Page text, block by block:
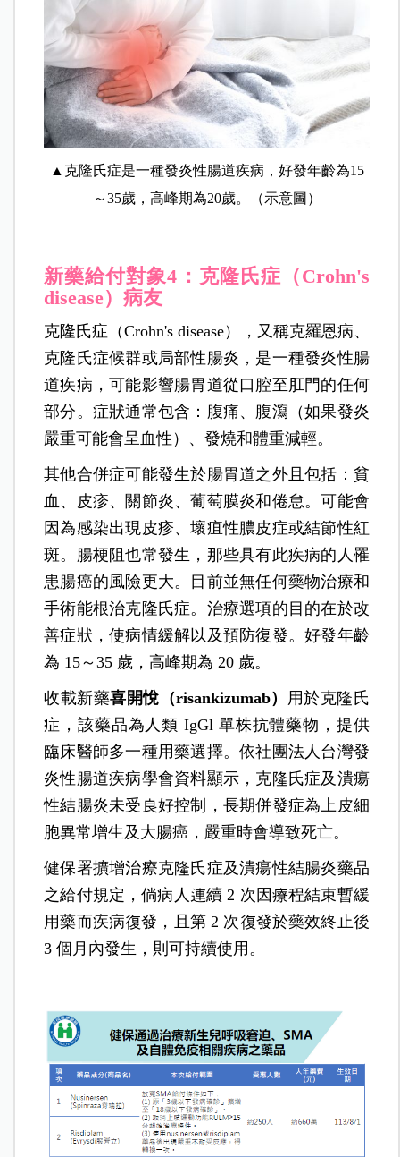
▲克隆氏症是一種發炎性腸道疾病，好發年齡為15
～35歲，高峰期為20歲。（示意圖）
新藥給付對象4：克隆氏症 （Crohn's
disease）病友
克隆氏症（Crohn's disease），又稱克羅恩病、
克隆氏症候群或局部性腸炎，是一種發炎性腸
道疾病，可能影響腸胃道從口腔至肛門的任何
部分。症狀通常包含：腹痛、腹瀉（如果發炎
嚴重可能會呈血性）、發燒和體重減輕。
其他合併症可能發生於腸胃道之外且包括：貧
血、皮疹、關節炎、葡萄膜炎和倦怠。可能會
因為感染出現皮疹、壞疽性膿皮症或結節性紅
斑。腸梗阻也常發生，那些具有此疾病的人罹
患腸癌的風險更大。目前並無任何藥物治療和
手術能根治克隆氏症。治療選項的目的在於改
善症狀，使病情緩解以及預防復發。好發年齡
為 15～35 歲，高峰期為 20 歲。
收載新藥喜開悅（risankizumab） 用於克隆氏
症，該藥品為人類 IgGl 單株抗體藥物，提供
臨床醫師多一種用藥選擇。依社團法人台灣發
炎性腸道疾病學會資料顯示，克隆氏症及潰瘍
性結腸炎未受良好控制，長期併發症為上皮細
胞異常增生及大腸癌，嚴重時會導致死亡。
健保署擴增治療克隆氏症及潰瘍性結腸炎藥品
之給付規定，倘病人連續 2 次因療程結束暫緩
用藥而疾病復發，且第 2 次復發於藥效終止後
3 個月內發生，則可持續使用。